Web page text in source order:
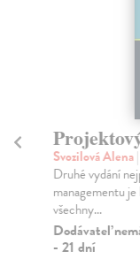
Svozilová Alena
Druhé vydání
managementu
všechny...
Dodávateľ
- 21 dní